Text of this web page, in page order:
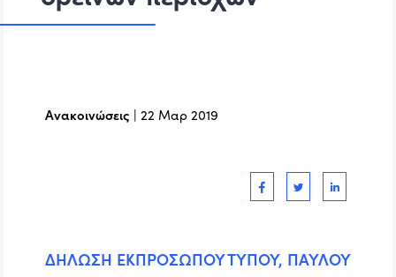
Ανακοινώσεις |22 Μαρ 2019
ΔΗΛΩΣΗ ΕΚΠΡΟΣΩΠΟΥ ΤΥΠΟΥ, ΠΑΥΛΟΥ